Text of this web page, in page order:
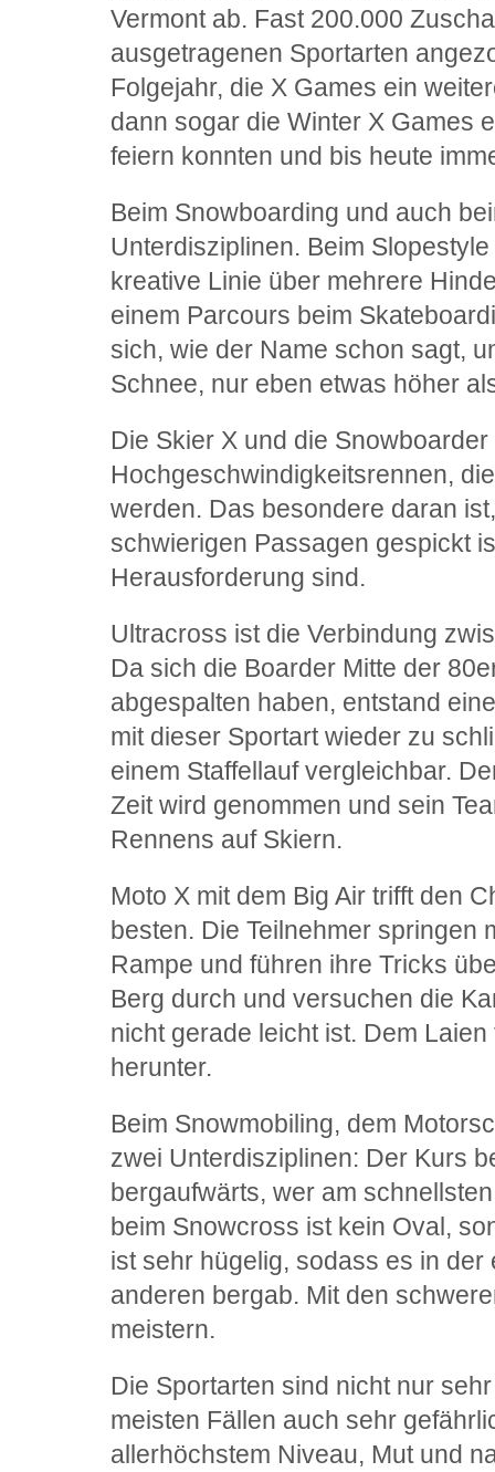
Vermont ab. Fast 200.000
ausgetragenen Sportarten
Folgejahr, die X Games ein
dann sogar die Winter X Games
feiern konnten und bis heute
Beim Snowboarding und auch
Unterdisziplinen. Beim
kreative Linie über mehrere
einem Parcours beim
sich, wie der Name schon sagt,
Schnee, nur eben etwas höher
Die Skier X und die Snowboarder
Hochgeschwindigkeitsrennen,
werden. Das besondere daran
schwierigen Passagen gespickt
Herausforderung sind.
Ultracross ist die Verbindung
Da sich die Boarder Mitte der
abgespalten haben, entstand
mit dieser Sportart wieder zu
einem Staffellauf vergleichbar.
Zeit wird genommen und sein
Rennens auf Skiern.
Moto X mit dem Big Air trifft den
besten. Die Teilnehmer springen
Rampe und führen ihre Tricks
Berg durch und versuchen die
nicht gerade leicht ist. Dem
herunter.
Beim Snowmobiling, dem
zwei Unterdisziplinen: Der Kurs
bergaufwärts, wer am
beim Snowcross ist kein Oval,
ist sehr hügelig, sodass es in
anderen bergab. Mit den
meistern.
Die Sportarten sind nicht nur
meisten Fällen auch sehr
allerhöchstem Niveau, Mut und